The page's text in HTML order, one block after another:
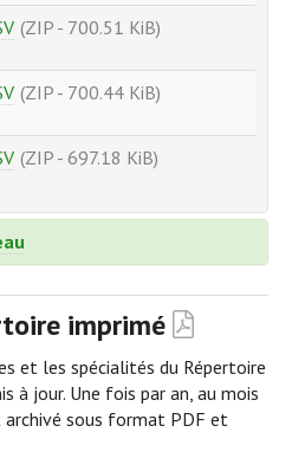
(ZIP - 700.51 KiB)
(ZIP - 700.44 KiB)
(ZIP - 697.18 KiB)
imprimé
et les spécialités du Répertoire
à jour. Une fois par an, au mois
archivé sous format PDF et